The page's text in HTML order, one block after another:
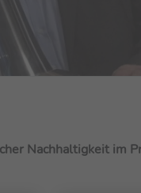
Nachhaltigkeit im